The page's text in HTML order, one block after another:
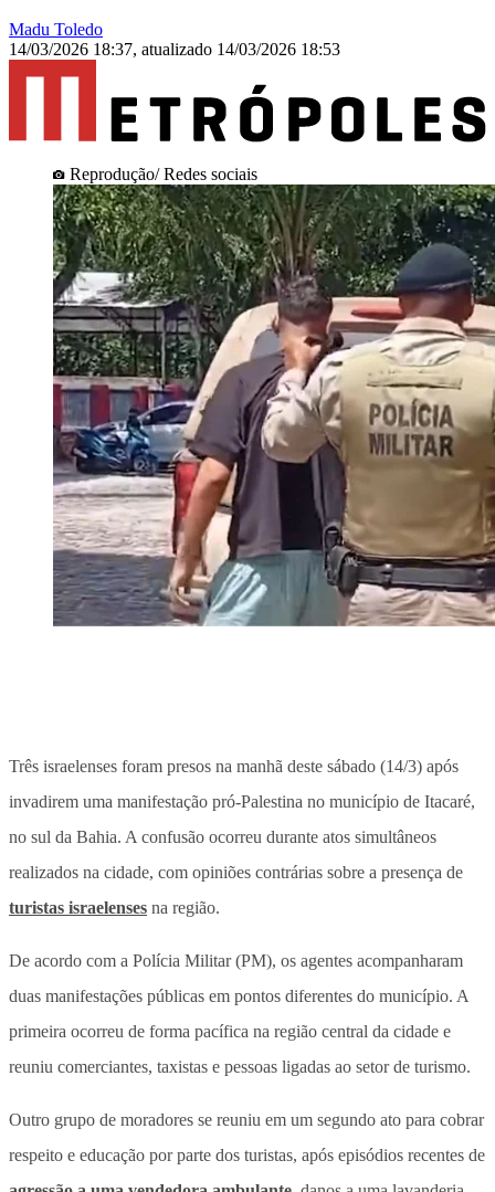
Madu Toledo
14/03/2026 18:37, atualizado 14/03/2026 18:53
Reprodução/ Redes sociais
Três israelenses foram presos na manhã deste sábado (14/3) após
invadirem uma manifestação pró-Palestina no município de Itacaré,
no sul da Bahia. A confusão ocorreu durante atos simultâneos
realizados na cidade, com opiniões contrárias sobre a presença de
turistas israelenses na região.
De acordo com a Polícia Militar (PM), os agentes acompanharam
duas manifestações públicas em pontos diferentes do município. A
primeira ocorreu de forma pacífica na região central da cidade e
reuniu comerciantes, taxistas e pessoas ligadas ao setor de turismo.
Outro grupo de moradores se reuniu em um segundo ato para cobrar
respeito e educação por parte dos turistas, após episódios recentes de